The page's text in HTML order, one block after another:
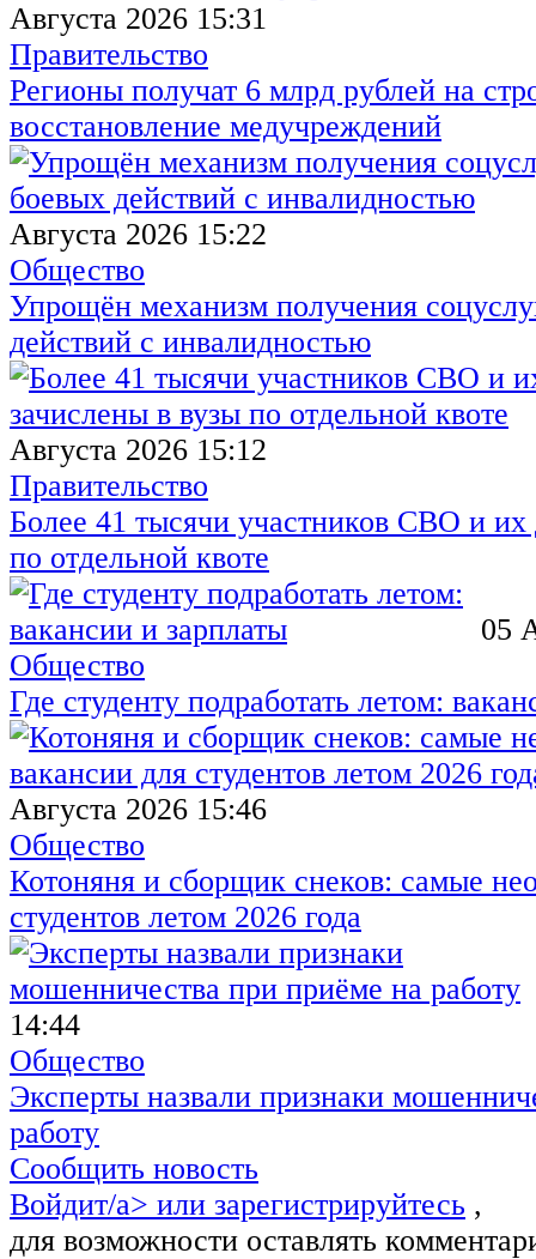
Августа 2026 15:31
Правительство
Регионы получат 6 млрд рублей на
восстановление медучреждений
Августа 2026 15:22
Общество
Упрощён механизм получения
действий с инвалидностью
Августа 2026 15:12
Правительство
Более 41 тысячи участников СВО и их
по отдельной квоте
05
Общество
Где студенту подработать летом:
Августа 2026 15:46
Общество
Котоняня и сборщик снеков: самые
студентов летом 2026 года
14:44
Общество
Эксперты назвали признаки
работу
Сообщить новость
Войдит/a> или зарегистрируйтесь ,
для возможности оставлять